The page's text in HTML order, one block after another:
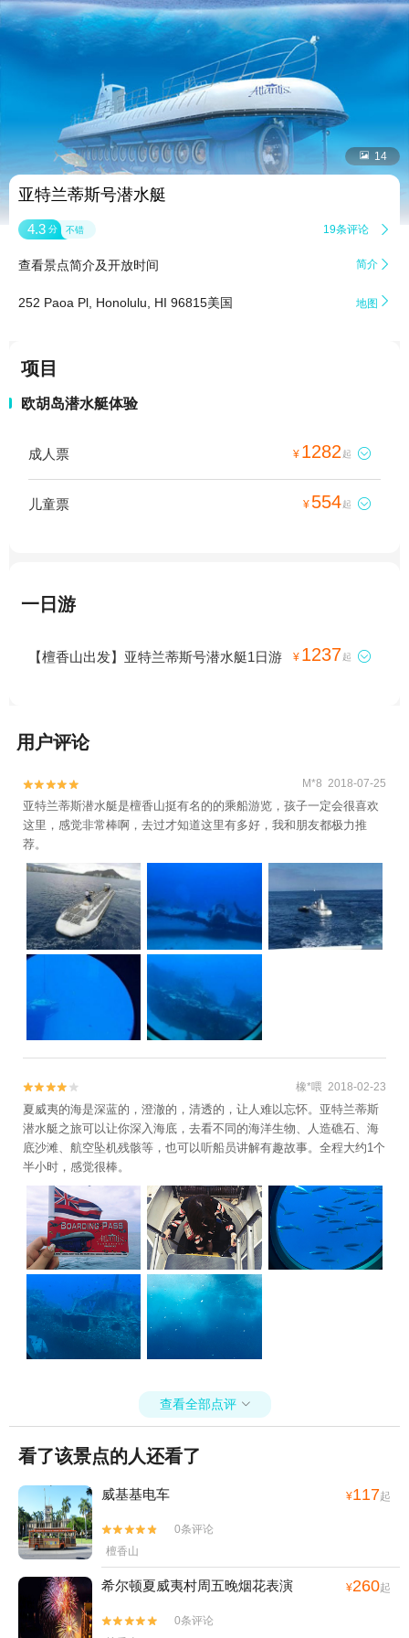
 14
亚特兰蒂斯号潜水艇
4.3 分 不错 19条评论 
查看景点简介及开放时间 简介 
252 Paoa Pl, Honolulu, HI 96815美国 地图 
项目
欧胡岛潜水艇体验
成人票 ¥ 1282 起 
儿童票 ¥ 554起 
一日游
【檀香山出发】亚特兰蒂斯号潜水艇1日游 ¥ 1237起 
用户评论

 M*8 2018-07-25
亚特兰蒂斯潜水艇是檀香山挺有名的的乘船游览，孩子一定会很喜欢
这里，感觉非常棒啊，去过才知道这里有多好，我和朋友都极力推
荐。

 橡*喂 2018-02-23
夏威夷的海是深蓝的，澄澈的，清透的，让人难以忘怀。亚特兰蒂斯
潜水艇之旅可以让你深入海底，去看不同的海洋生物、人造礁石、海
底沙滩、航空坠机残骸等，也可以听船员讲解有趣故事。全程大约1个
半小时，感觉很棒。 ​
查看全部点评 
看了该景点的人还看了
威基基电车 ¥117起


0条评论
檀香山
希尔顿夏威夷村周五晚烟花表演 ¥260起


0条评论
